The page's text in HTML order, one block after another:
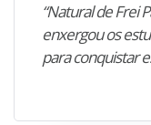
“Natural de Frei
enxergou os
para conquistar